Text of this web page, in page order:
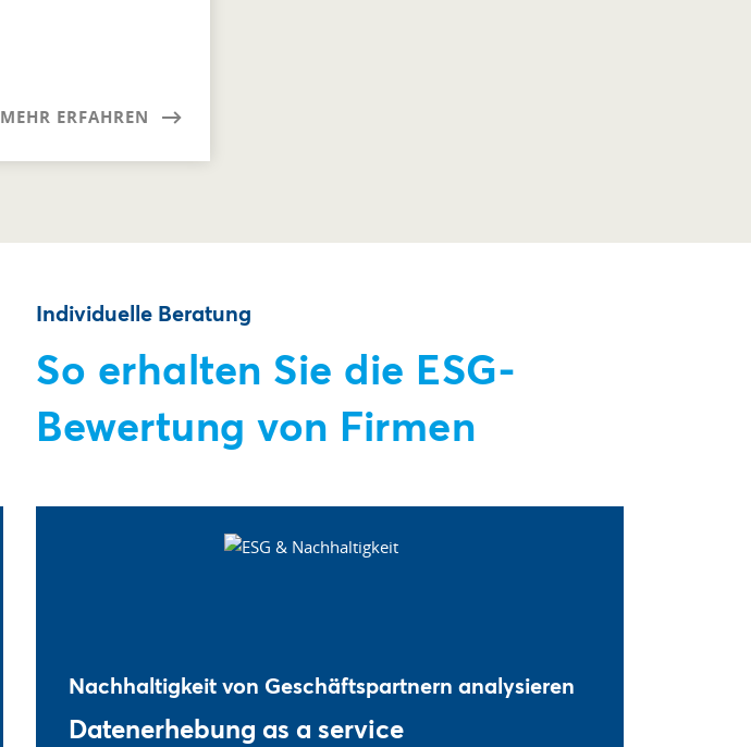
MEHR ERFAHREN
Individuelle Beratung
So erhalten Sie die ESG-
Bewertung von Firmen
Nachhaltigkeit von Geschäftspartnern analysieren
Datenerhebung as a service